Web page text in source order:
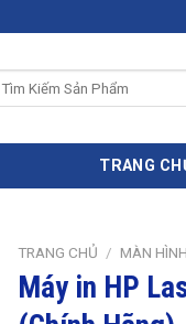
TRANG
TRANG CHỦ / MÀN
Máy in HP